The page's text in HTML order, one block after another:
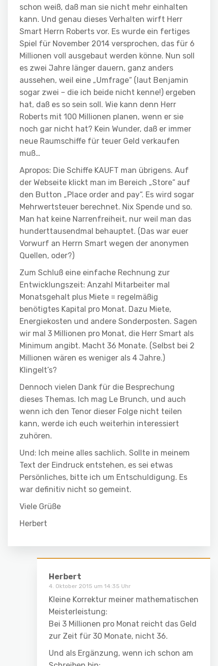
schon weiß, daß man sie nicht mehr einhalten
kann. Und genau dieses Verhalten wirft Herr
Smart Herrn Roberts vor. Es wurde ein fertiges
Spiel für November 2014 versprochen, das für 6
Millionen voll ausgebaut werden könne. Nun soll
es zwei Jahre länger dauern, ganz anders
aussehen, weil eine „Umfrage“ (laut Benjamin
sogar zwei – die ich beide nicht kenne!) ergeben
hat, daß es so sein soll. Wie kann denn Herr
Roberts mit 100 Millionen planen, wenn er sie
noch gar nicht hat? Kein Wunder, daß er immer
neue Raumschiffe für teuer Geld verkaufen
muß…
Apropos: Die Schiffe KAUFT man übrigens. Auf
der Webseite klickt man im Bereich „Store“ auf
den Button „Place order and pay“. Es wird sogar
Mehrwertsteuer berechnet. Nix Spende und so.
Man hat keine Narrenfreiheit, nur weil man das
hunderttausendmal behauptet. (Das war euer
Vorwurf an Herrn Smart wegen der anonymen
Quellen, oder?)
Zum Schluß eine einfache Rechnung zur
Entwicklungszeit: Anzahl Mitarbeiter mal
Monatsgehalt plus Miete = regelmäßig
benötigtes Kapital pro Monat. Dazu Miete,
Energiekosten und andere Sonderposten. Sagen
wir mal 3 Millionen pro Monat, die Herr Smart als
Minimum angibt. Macht 36 Monate. (Selbst bei 2
Millionen wären es weniger als 4 Jahre.)
Klingelt’s?
Dennoch vielen Dank für die Besprechung
dieses Themas. Ich mag Le Brunch, und auch
wenn ich den Tenor dieser Folge nicht teilen
kann, werde ich euch weiterhin interessiert
zuhören.
Und: Ich meine alles sachlich. Sollte in meinem
Text der Eindruck entstehen, es sei etwas
Persönliches, bitte ich um Entschuldigung. Es
war definitiv nicht so gemeint.
Viele Grüße
Herbert
Herbert
4. Oktober 2015 um 14:35 Uhr
Kleine Korrektur meiner mathematischen
Meisterleistung:
Bei 3 Millionen pro Monat reicht das Geld
zur Zeit für 30 Monate, nicht 36.
Und als Ergänzung, wenn ich schon am